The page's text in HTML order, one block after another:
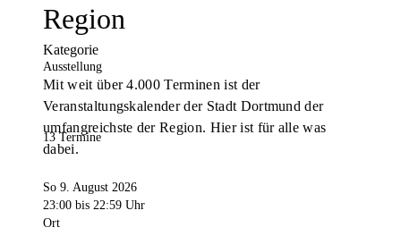
Region
Mit weit über 4.000 Terminen ist der
Veranstaltungskalender der Stadt Dortmund der
umfangreichste der Region. Hier ist für alle was
dabei.
Kategorie
Ausstellung
13 Termine
So 9. August 2026
23:00 bis 22:59 Uhr
Ort